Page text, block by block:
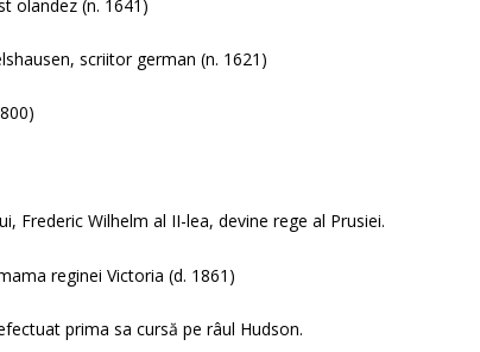
olandez (n. 1641)
scriitor german (n. 1621)
Frederic Wilhelm al II-lea, devine rege al Prusiei.
reginei Victoria (d. 1861)
prima sa cursă pe râul Hudson.